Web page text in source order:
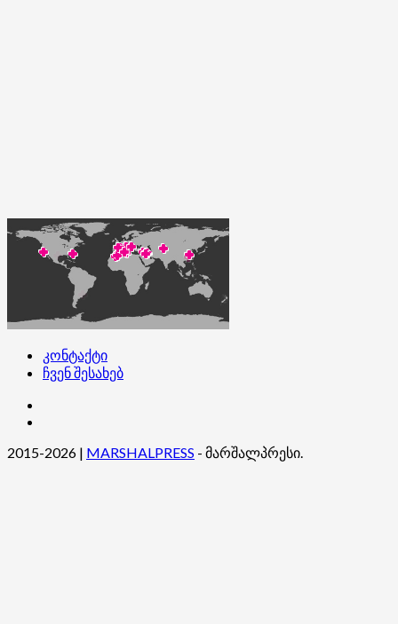
კონტაქტი
ჩვენ შესახებ
2015-2026 | MARSHALPRESS - მარშალპრესი.